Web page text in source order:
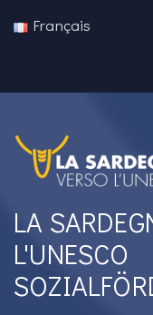
Français
LA
L'UNESCO